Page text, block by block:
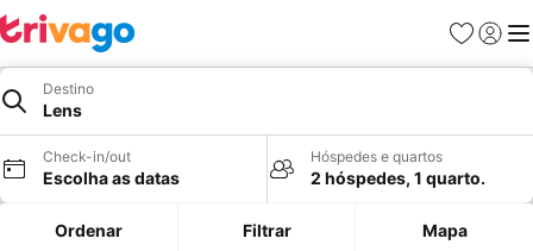
Favoritos
Iniciar
Destino
Lens
Check-in/out
Escolha as datas
Hóspedes e quartos
2 hóspedes, 1 quarto.
Ordenar Filtrar Mapa